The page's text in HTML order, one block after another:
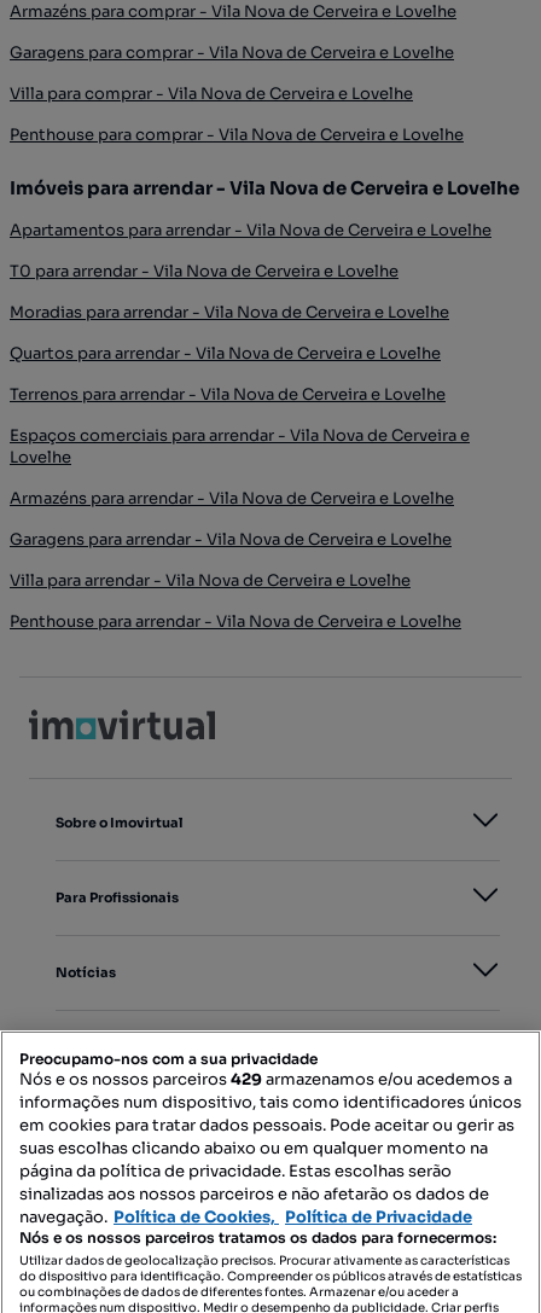
Armazéns para comprar - Vila Nova de Cerveira e Lovelhe
Garagens para comprar - Vila Nova de Cerveira e Lovelhe
Villa para comprar - Vila Nova de Cerveira e Lovelhe
Penthouse para comprar - Vila Nova de Cerveira e Lovelhe
Imóveis para arrendar - Vila Nova de Cerveira e Lovelhe
Apartamentos para arrendar - Vila Nova de Cerveira e Lovelhe
T0 para arrendar - Vila Nova de Cerveira e Lovelhe
Moradias para arrendar - Vila Nova de Cerveira e Lovelhe
Quartos para arrendar - Vila Nova de Cerveira e Lovelhe
Terrenos para arrendar - Vila Nova de Cerveira e Lovelhe
Espaços comerciais para arrendar - Vila Nova de Cerveira e
Lovelhe
Armazéns para arrendar - Vila Nova de Cerveira e Lovelhe
Garagens para arrendar - Vila Nova de Cerveira e Lovelhe
Villa para arrendar - Vila Nova de Cerveira e Lovelhe
Penthouse para arrendar - Vila Nova de Cerveira e Lovelhe
Sobre o Imovirtual
Para Profissionais
Notícias
Mapa do Site
Contacte-nos
SIGA-NOS:
Preocupamo-nos com a sua privacidade
Nós e os nossos parceiros429armazenamos e/ou acedemos a
informações num dispositivo, tais como identificadores únicos
em cookies para tratar dados pessoais. Pode aceitar ou gerir as
suas escolhas clicando abaixo ou em qualquer momento na
página da política de privacidade. Estas escolhas serão
sinalizadas aos nossos parceiros e não afetarão os dados de
navegação. Política de Cookies, Política de Privacidade
Nós e os nossos parceiros tratamos os dados para fornecermos:
Utilizar dados de geolocalização precisos. Procurar ativamente as características
do dispositivo para identificação. Compreender os públicos através de estatísticas
ou combinações de dados de diferentes fontes. Armazenar e/ou aceder a
informações num dispositivo. Medir o desempenho da publicidade. Criar perfis